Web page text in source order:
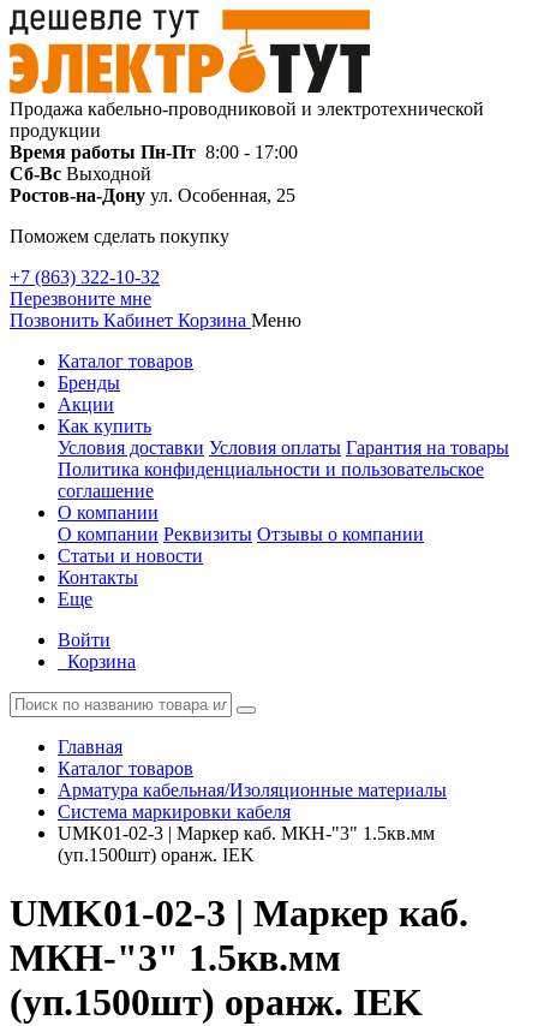
Продажа кабельно-проводниковой и электротехнической
продукции
Время работы Пн-Пт 8:00 - 17:00
Сб-Вс Выходной
Ростов-на-Дону ул. Особенная, 25
Поможем сделать покупку
+7 (863) 322-10-32
Перезвоните мне
Позвонить Кабинет Корзина Меню
Каталог товаров
Бренды
Акции
Как купить
Условия доставки Условия оплаты Гарантия на товары
Политика конфиденциальности и пользовательское
соглашение
О компании
О компании Реквизиты Отзывы о компании
Статьи и новости
Контакты
Еще
Войти
Корзина
Главная
Каталог товаров
Арматура кабельная/Изоляционные материалы
Система маркировки кабеля
UMK01-02-3 | Маркер каб. МКН-"3" 1.5кв.мм
(уп.1500шт) оранж. IEK
UMK01-02-3 | Маркер каб.
МКН-"3" 1.5кв.мм
(уп.1500шт) оранж. IEK